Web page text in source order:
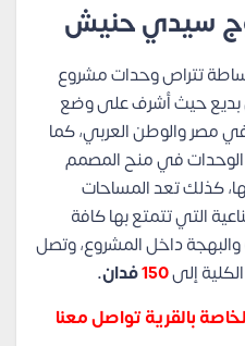
سيدي حنيش
تتراص وحدات مشروع
بديع حيث أشرف على وضع
مصر والوطن العربي، كما
الوحدات في منح المصمم
كذلك تعد المساحات
التي تتمتع بها كافة
داخل المشروع، وتصل
فدان.
بالقرية تواصل معنا